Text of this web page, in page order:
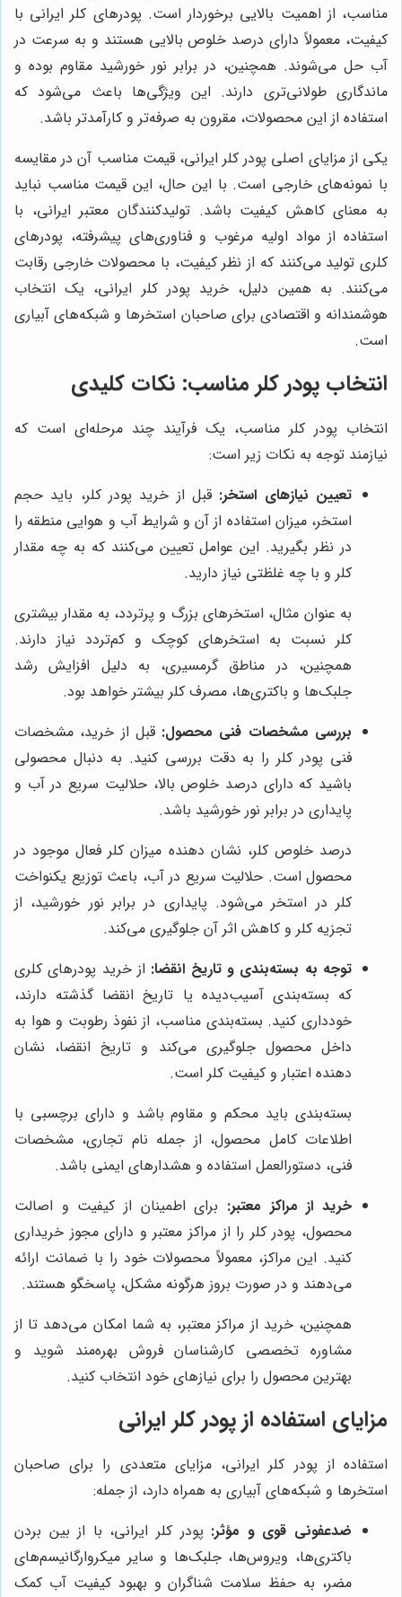
مناسب، از اهمیت بالایی برخوردار است. پودرهای کلر ایرانی با
کیفیت، معمولاً دارای درصد خلوص بالایی هستند و به سرعت در
آب حل می‌شوند. همچنین، در برابر نور خورشید مقاوم بوده و
ماندگاری طولانی‌تری دارند. این ویژگی‌ها باعث می‌شود که
استفاده از این محصولات، مقرون به صرفه‌تر و کارآمدتر باشد.
یکی از مزایای اصلی پودر کلر ایرانی، قیمت مناسب آن در مقایسه
با نمونه‌های خارجی است. با این حال، این قیمت مناسب نباید
به معنای کاهش کیفیت باشد. تولیدکنندگان معتبر ایرانی، با
استفاده از مواد اولیه مرغوب و فناوری‌های پیشرفته، پودرهای
کلری تولید می‌کنند که از نظر کیفیت، با محصولات خارجی رقابت
می‌کنند. به همین دلیل، خرید پودر کلر ایرانی، یک انتخاب
هوشمندانه و اقتصادی برای صاحبان استخرها و شبکه‌های آبیاری
است.
انتخاب پودر کلر مناسب: نکات کلیدی
انتخاب پودر کلر مناسب، یک فرآیند چند مرحله‌ای است که
نیازمند توجه به نکات زیر است:
تعیین نیازهای استخر: قبل از خرید پودر کلر، باید حجم
استخر، میزان استفاده از آن و شرایط آب و هوایی منطقه را
در نظر بگیرید. این عوامل تعیین می‌کنند که به چه مقدار
کلر و با چه غلظتی نیاز دارید.
به عنوان مثال، استخرهای بزرگ و پرتردد، به مقدار بیشتری
کلر نسبت به استخرهای کوچک و کم‌تردد نیاز دارند.
همچنین، در مناطق گرمسیری، به دلیل افزایش رشد
جلبک‌ها و باکتری‌ها، مصرف کلر بیشتر خواهد بود.
بررسی مشخصات فنی محصول: قبل از خرید، مشخصات
فنی پودر کلر را به دقت بررسی کنید. به دنبال محصولی
باشید که دارای درصد خلوص بالا، حلالیت سریع در آب و
پایداری در برابر نور خورشید باشد.
درصد خلوص کلر، نشان دهنده میزان کلر فعال موجود در
محصول است. حلالیت سریع در آب، باعث توزیع یکنواخت
کلر در استخر می‌شود. پایداری در برابر نور خورشید، از
تجزیه کلر و کاهش اثر آن جلوگیری می‌کند.
توجه به بسته‌بندی و تاریخ انقضا: از خرید پودرهای کلری
که بسته‌بندی آسیب‌دیده یا تاریخ انقضا گذشته دارند،
خودداری کنید. بسته‌بندی مناسب، از نفوذ رطوبت و هوا به
داخل محصول جلوگیری می‌کند و تاریخ انقضا، نشان
دهنده اعتبار و کیفیت کلر است.
بسته‌بندی باید محکم و مقاوم باشد و دارای برچسبی با
اطلاعات کامل محصول، از جمله نام تجاری، مشخصات
فنی، دستورالعمل استفاده و هشدارهای ایمنی باشد.
خرید از مراکز معتبر: برای اطمینان از کیفیت و اصالت
محصول، پودر کلر را از مراکز معتبر و دارای مجوز خریداری
کنید. این مراکز، معمولاً محصولات خود را با ضمانت ارائه
می‌دهند و در صورت بروز هرگونه مشکل، پاسخگو هستند.
همچنین، خرید از مراکز معتبر، به شما امکان می‌دهد تا از
مشاوره تخصصی کارشناسان فروش بهره‌مند شوید و
بهترین محصول را برای نیازهای خود انتخاب کنید.
مزایای استفاده از پودر کلر ایرانی
استفاده از پودر کلر ایرانی، مزایای متعددی را برای صاحبان
استخرها و شبکه‌های آبیاری به همراه دارد، از جمله:
ضدعفونی قوی و مؤثر: پودر کلر ایرانی، با از بین بردن
باکتری‌ها، ویروس‌ها، جلبک‌ها و سایر میکروارگانیسم‌های
مضر، به حفظ سلامت شناگران و بهبود کیفیت آب کمک